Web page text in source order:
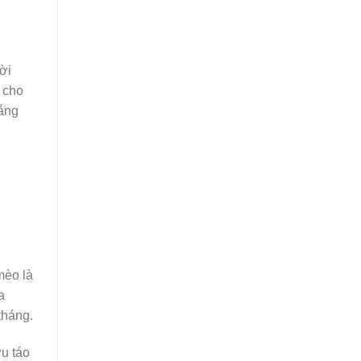
cho
là
táo